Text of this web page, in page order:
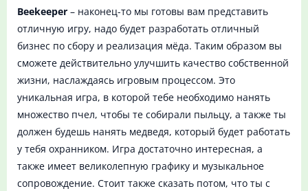
Beekeeper – наконец-то мы готовы вам представить
отличную игру, надо будет разработать отличный
бизнес по сбору и реализация мёда. Таким образом вы
сможете действительно улучшить качество собственной
жизни, наслаждаясь игровым процессом. Это
уникальная игра, в которой тебе необходимо нанять
множество пчел, чтобы те собирали пыльцу, а также ты
должен будешь нанять медведя, который будет работать
у тебя охранником. Игра достаточно интересная, а
также имеет великолепную графику и музыкальное
сопровождение. Стоит также сказать потом, что ты с